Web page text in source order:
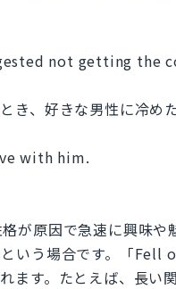
not getting the
き、好きな男性に冷め
with him.
が原因で急速に興味や
いう場合です。「
ます。たとえば、長い